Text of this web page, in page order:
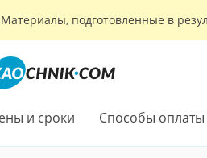
Материалы, подготовленные в
и сроки Способы оплаты